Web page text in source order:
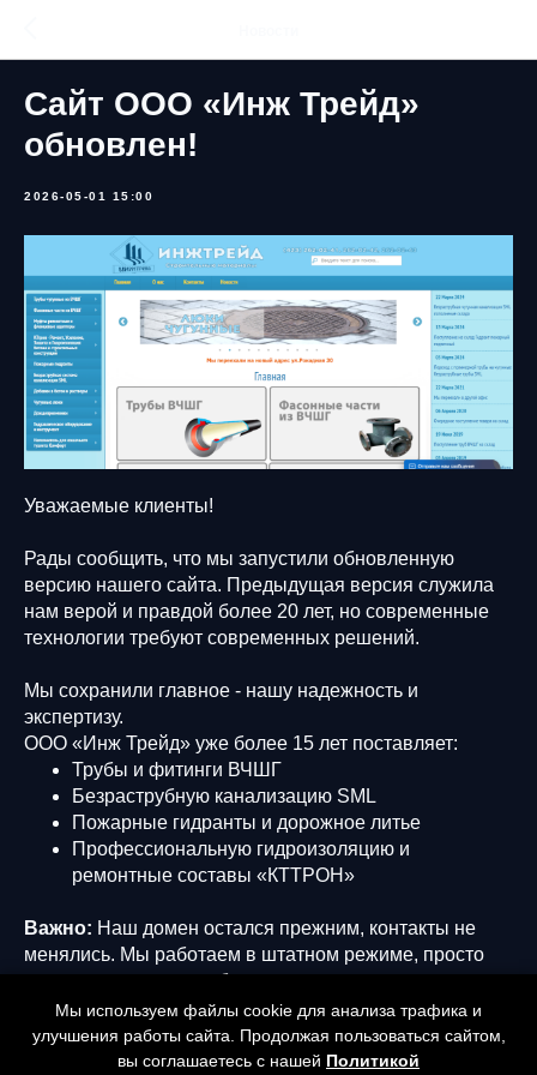
Мы используем файлы cookie для анализа трафика и
улучшения работы сайта. Продолжая пользоваться сайтом,
вы соглашаетесь с нашей Политикой
Сайт ООО «Инж Трейд»
обновлен!
2026-05-01 15:00
Уважаемые клиенты!
Рады сообщить, что мы запустили обновленную
версию нашего сайта. Предыдущая версия служила
нам верой и правдой более 20 лет, но современные
технологии требуют современных решений.
Мы сохранили главное - нашу надежность и
экспертизу.
ООО «Инж Трейд» уже более 15 лет поставляет:
Трубы и фитинги ВЧШГ
Безраструбную канализацию SML
Пожарные гидранты и дорожное литье
Профессиональную гидроизоляцию и
ремонтные составы «КТТРОН»
Важно: Наш домен остался прежним, контакты не
менялись. Мы работаем в штатном режиме, просто
теперь это делать удобнее.
Приглашаем вас оценить новый интерфейс и
продолжить сотрудничество!